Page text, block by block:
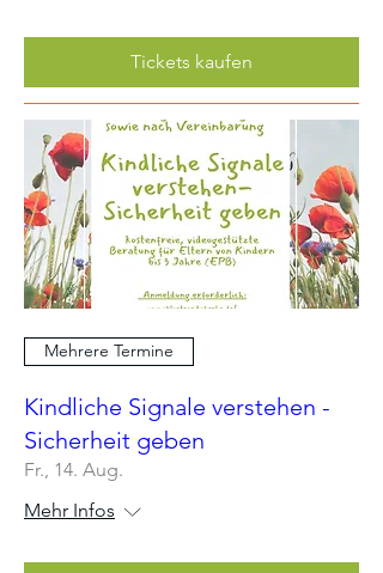
Tickets kaufen
Mehrere Termine
Kindliche Signale verstehen -
Sicherheit geben
Fr., 14. Aug.
Mehr Infos